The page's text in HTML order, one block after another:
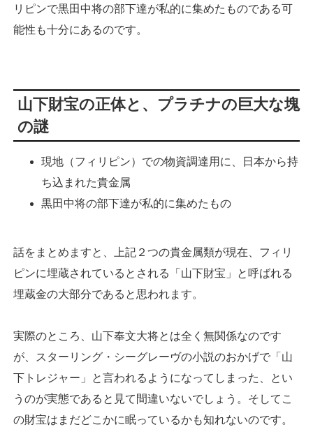
リピンで黒田中将の部下達が私的に集めたものである可
能性も十分にあるのです。
山下財宝の正体と、プラチナの巨大な塊
の謎
現地（フィリピン）での物資調達用に、日本から持
ち込まれた貴金属
黒田中将の部下達が私的に集めたもの
話をまとめますと、上記２つの貴金属類が現在、フィリ
ピンに埋蔵されているとされる「山下財宝」と呼ばれる
埋蔵金の大部分であると思われます。
実際のところ、山下奉文大将とは全く無関係なのです
が、スターリング・シーグレーヴの小説のおかげで「山
下トレジャー」と言われるようになってしまった、とい
うのが実態であると見て間違いないでしょう。そしてこ
の財宝はまだどこかに眠っているかも知れないのです。